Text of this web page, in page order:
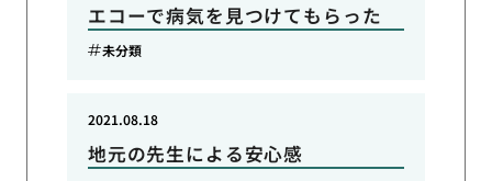
エコーで病気を見つけてもらった
未分類
地元の先生による安心感
2021.08.18